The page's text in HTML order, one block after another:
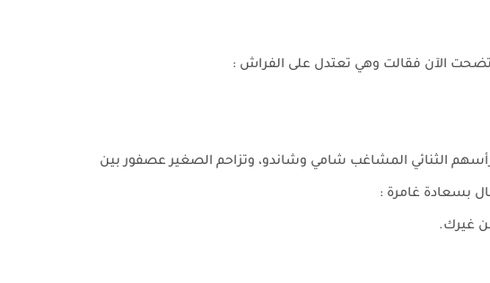
الآن فقالت وهي تعتدل على الفراش :
الثنائي المشاغب شامي وشاندو، وتزاحم الصغير عصفور بين
بسعادة غامرة :
غيرك.